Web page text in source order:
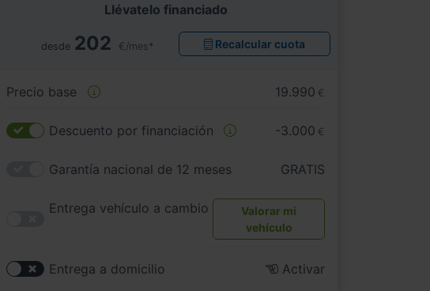
Llévatelo financiado
desde 202 €/mes* Recalcular cuota
Precio base 19.990 €
Descuento por financiación -3.000 €
Garantía nacional de 12 meses GRATIS
Entrega vehículo a cambio
Valorar mi
vehículo
Entrega a domicilio Activar